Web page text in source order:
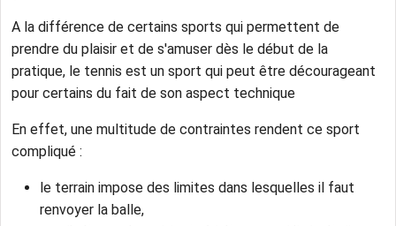
A la différence de certains sports qui permettent de
prendre du plaisir et de s'amuser dès le début de la
pratique, le tennis est un sport qui peut être décourageant
pour certains du fait de son aspect technique
En effet, une multitude de contraintes rendent ce sport
compliqué :
le terrain impose des limites dans lesquelles il faut
renvoyer la balle,